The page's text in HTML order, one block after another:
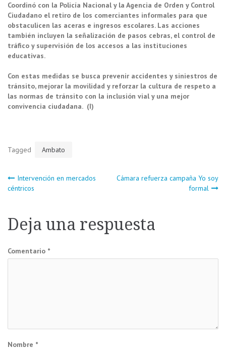
Coordinó con la Policía Nacional y la Agencia de Orden y Control
Ciudadano el retiro de los comerciantes informales para que
obstaculicen las aceras e ingresos escolares. Las acciones
también incluyen la señalización de pasos cebras, el control de
tráfico y supervisión de los accesos a las instituciones
educativas.
Con estas medidas se busca prevenir accidentes y siniestros de
tránsito, mejorar la movilidad y reforzar la cultura de respeto a
las normas de tránsito con la inclusión vial y una mejor
convivencia ciudadana. (I)
Tagged Ambato
Navegación
entradas
Intervención en mercados
céntricos
Cámara refuerza campaña Yo soy
formal
Deja una respuesta
Comentario *
Nombre *